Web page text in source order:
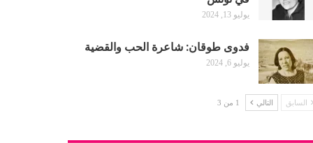
يوليو 13, 2024
فدوى طوقان: شاعرة الحب والقضية
يوليو 6, 2024
السابق التالي 1 من 3